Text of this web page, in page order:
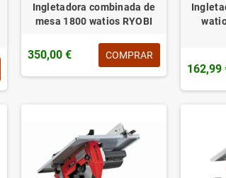
Ingletadora combinada de
mesa 1800 watios RYOBI
350,00 € COMPRAR
162,99